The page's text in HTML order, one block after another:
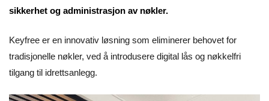
sikkerhet og administrasjon av nøkler.
Keyfree er en innovativ løsning som eliminerer behovet for
tradisjonelle nøkler, ved å introdusere digital lås og nøkkelfri
tilgang til idrettsanlegg.